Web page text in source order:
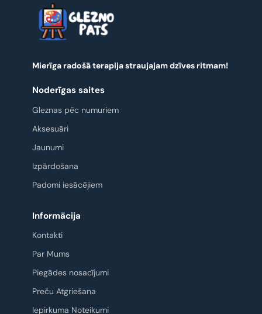
Mierīga radošā terapija straujajam dzīves ritmam!
Noderīgas saites
Gleznas pēc numuriem
Aksesuāri
Jaunumi
Izpārdošana
Padomi iesācējiem
Informācija
Kontakti
Par Mums
Piegādes nosacījumi
Preču Atgriešana
Iepirkuma Noteikumi